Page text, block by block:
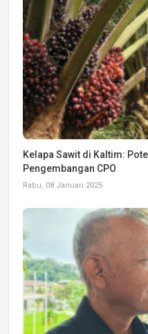
Kelapa Sawit di Kaltim:
Pengembangan CPO
Rabu, 08 Januari 2025